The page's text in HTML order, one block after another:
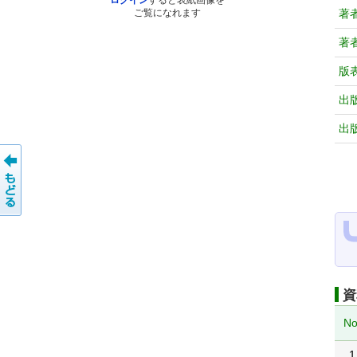
ご覧になれます
著
著
版
出
出